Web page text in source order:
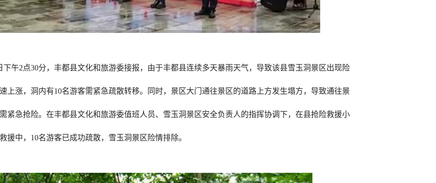
2点30分，丰都县文化和旅游委接报，由于丰都县连续多天暴雨天气，导致该县雪玉洞景区出现险
上涨，洞内有10名游客需紧急疏散转移。同时，景区大门通往景区的道路上方发生塌方，导致通往景
紧急抢险。在丰都县文化和旅游委值班人员、雪玉洞景区安全负责人的指挥协调下，在县抢险救援小
援中，10名游客已成功疏散，雪玉洞景区险情排除。